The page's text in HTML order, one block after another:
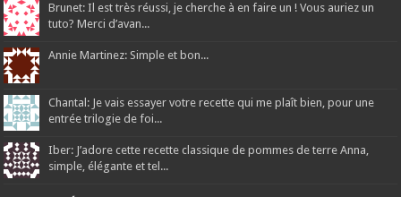
Brunet: Il est très réussi, je cherche à en faire un ! Vous auriez un
tuto? Merci d’avan...
Annie Martinez: Simple et bon...
Chantal: Je vais essayer votre recette qui me plaît bien, pour une
entrée trilogie de foi...
Iber: J’adore cette recette classique de pommes de terre Anna,
simple, élégante et tel...